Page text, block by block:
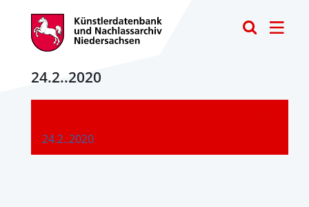
24.2..2020
24.2..2020
-